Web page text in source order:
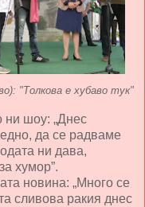
"Толкова е хубаво тук"
ни шоу: „Днес
да се радваме
ни дава,
хумор”.
новина: „Много се
сливова ракия днес